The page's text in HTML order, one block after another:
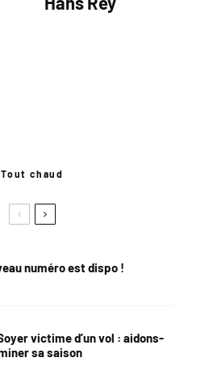
Tout chaud
numéro est dispo !
victime d’un vol : aidons-
sa saison